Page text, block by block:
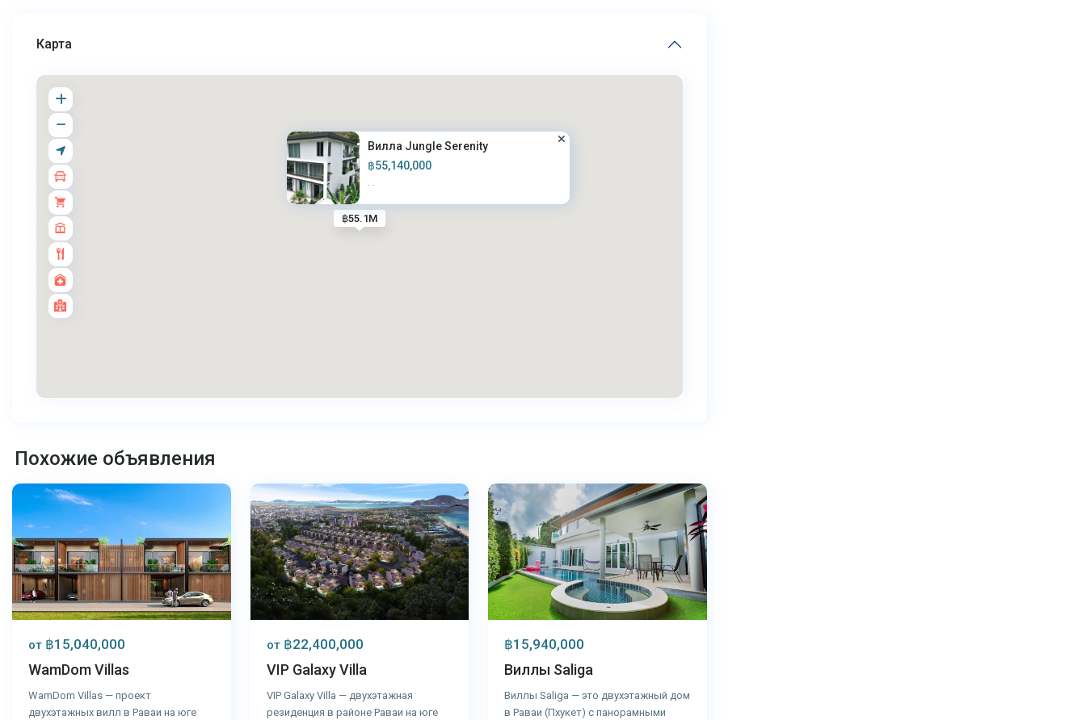
Карта
฿55.1M
Вилла Jungle Serenity
฿55,140,000
· ·
Похожие объявления
Пхукет
от ฿15,040,000
WamDom Villas
WamDom Villas — проект
двухэтажных вилл в Раваи на юге
от฿22,400,000
VIP Galaxy Villa
VIP Galaxy Villa — двухэтажная
резиденция в районе Раваи на юге
฿15,940,000
Виллы Saliga
Виллы Saliga — это двухэтажный дом
в Раваи (Пхукет) с панорамными